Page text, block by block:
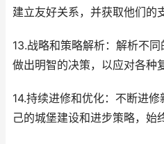
建立友好关系，并获取他们的
13.战略和策略解析：解析不
做出明智的决策，以应对各种
14.持续进修和优化：不断进
己的城堡建设和进步策略，始